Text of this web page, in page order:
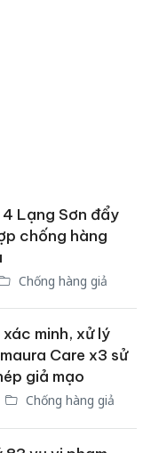
Lạng Sơn đẩy
chống hàng
Chống hàng giả
minh, xử lý
Care x3 sử
giả mạo
Chống hàng giả